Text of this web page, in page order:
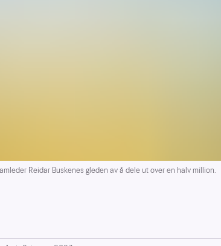
Reidar Buskenes gleden av å dele ut over en halv million.